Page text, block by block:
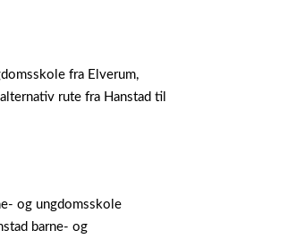
fra Elverum,
rute fra Hanstad til
og ungdomsskole
barne- og